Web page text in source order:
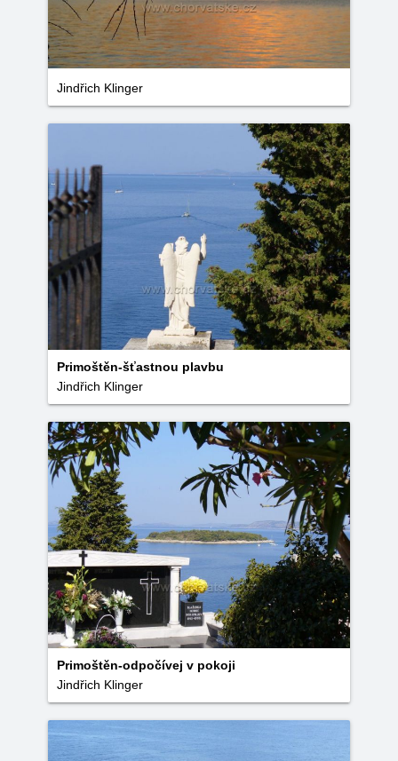
Jindřich Klinger
Primoštěn-šťastnou plavbu
Jindřich Klinger
Primoštěn-odpočívej v pokoji
Jindřich Klinger